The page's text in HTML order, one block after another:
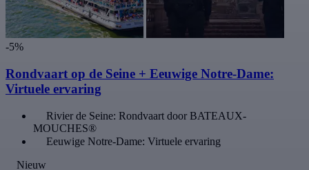
-5%
Rondvaart op de Seine + Eeuwige Notre-Dame:
Virtuele ervaring
Rivier de Seine: Rondvaart door BATEAUX-
MOUCHES®
Eeuwige Notre-Dame: Virtuele ervaring
Nieuw